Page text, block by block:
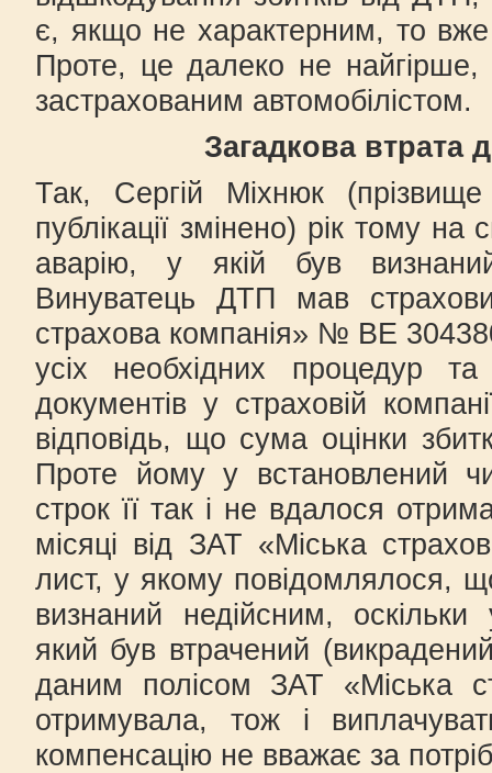
є, якщо не характерним, то
Проте, це далеко не
застрахованим автомобілістом.
Загадкова втрата
Так, Сергій Міхнюк
публікації змінено) рік тому
аварію, у якій був
Винуватець ДТП мав
страхова компанія» № ВЕ
усіх необхідних процедур та
документів у страховій
відповідь, що сума оцінки
Проте йому у встановлений
строк її так і не вдалося
місяці від ЗАТ «Міська
лист, у якому повідомлялося,
визнаний недійсним,
який був втрачений
даним полісом ЗАТ «Міська
отримувала, тож і
компенсацію не вважає за